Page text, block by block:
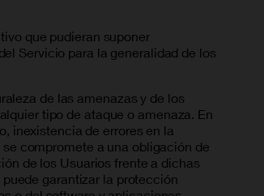
que pudieran suponer
Servicio para la generalidad de los
de las amenazas y de los
tipo de ataque o amenaza. En
inexistencia de errores en la
compromete a una obligación de
de los Usuarios frente a dichas
garantizar la protección